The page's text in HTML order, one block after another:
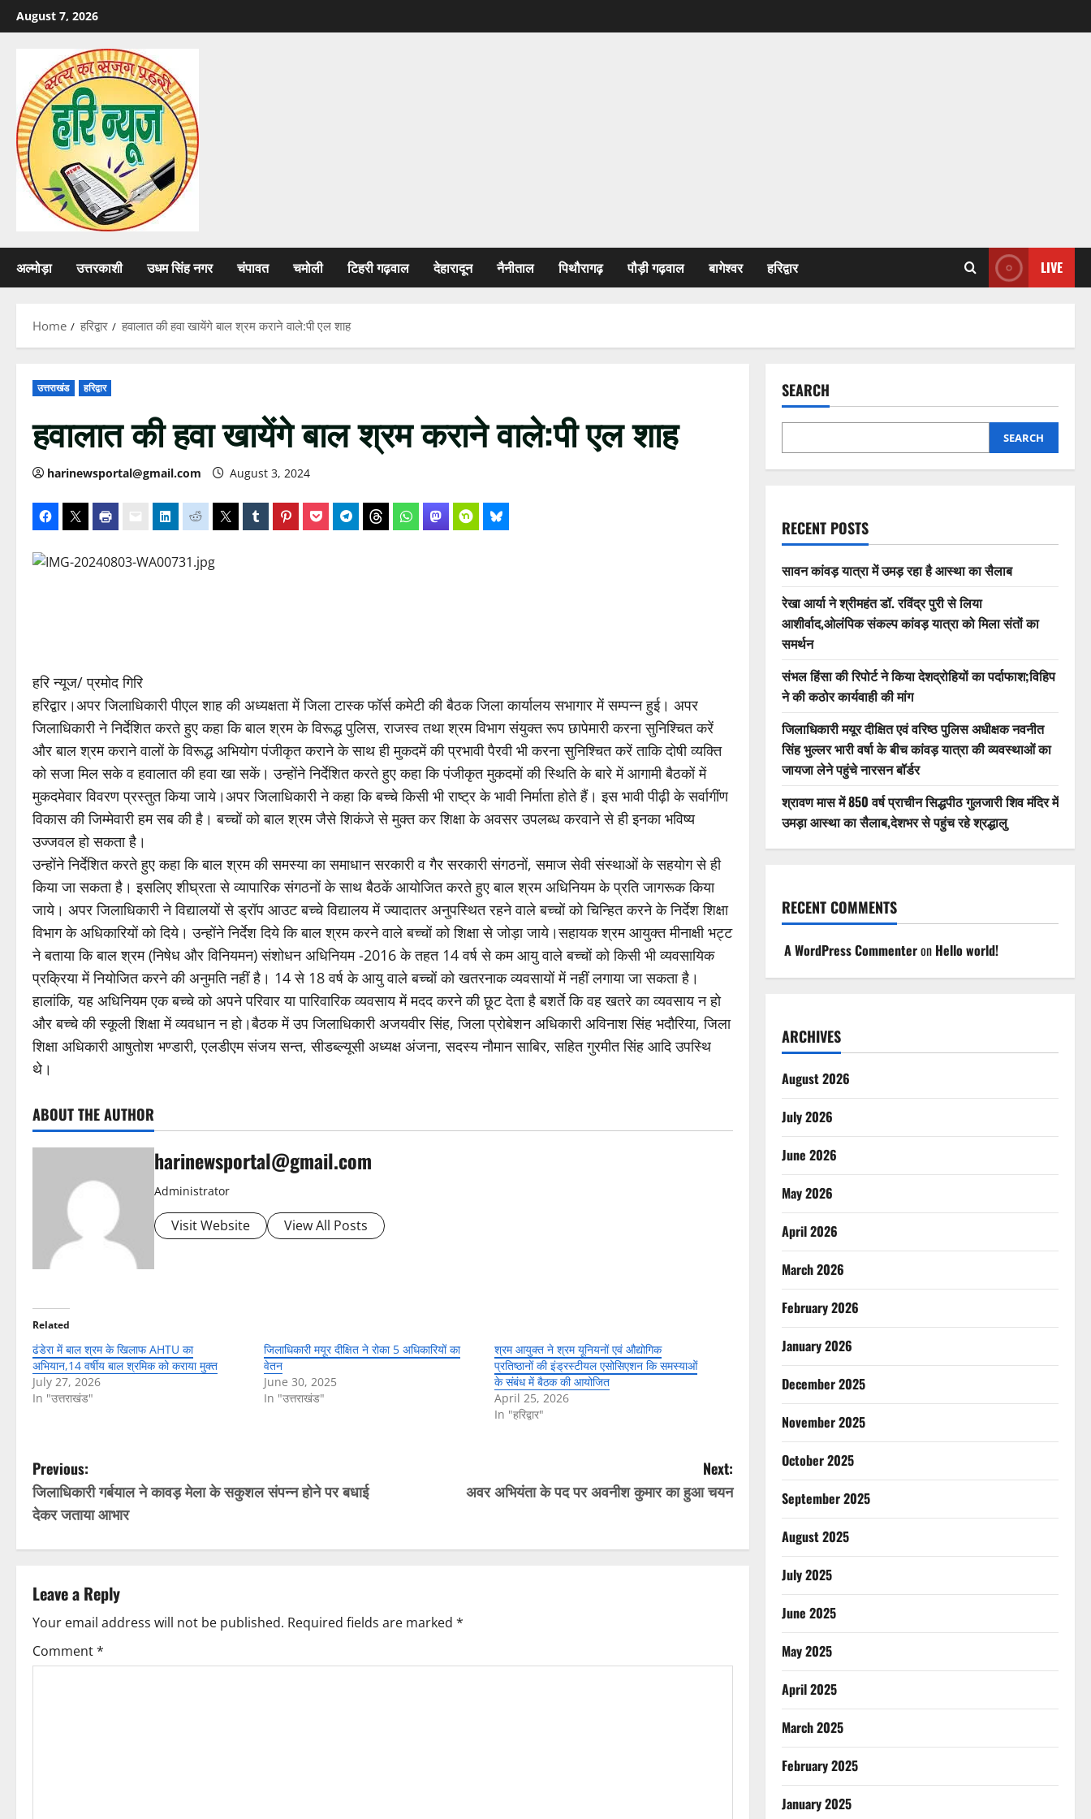
Skip
to
August 7, 2026
अल्मोड़ा उत्तरकाशी उधम सिंह नगर चंपावत चमोली टिहरी गढ़वाल देहारादून नैनीताल पिथौरागढ़ पौड़ी गढ़वाल बागेश्वर हरिद्वार LIVE
Home हरिद्वार हवालात की हवा खायेंगे बाल श्रम कराने वाले:पी एल शाह
उत्तराखंड हरिद्वार
हवालात की हवा खायेंगे बाल श्रम कराने वाले:पी एल शाह
harinewsportal@gmail.com August 3, 2024
हरि न्यूज/ प्रमोद गिरि
हरिद्वार।अपर जिलाधिकारी पीएल शाह की अध्यक्षता में जिला टास्क फॉर्स कमेटी की बैठक जिला कार्यालय सभागार में सम्पन्न हुई। अपर
जिलाधिकारी ने निर्देशित करते हुए कहा कि बाल श्रम के विरूद्ध पुलिस, राजस्व तथा श्रम विभाग संयुक्त रूप छापेमारी करना सुनिश्चित करें
और बाल श्रम कराने वालों के विरूद्ध अभियोग पंजीकृत कराने के साथ ही मुकदमें की प्रभावी पैरवी भी करना सुनिश्चित करें ताकि दोषी व्यक्ति
को सजा मिल सके व हवालात की हवा खा सकें। उन्होंने निर्देशित करते हुए कहा कि पंजीकृत मुकदमों की स्थिति के बारे में आगामी बैठकों में
मुकदमेवार विवरण प्रस्तुत किया जाये।अपर जिलाधिकारी ने कहा कि बच्चे किसी भी राष्ट्र के भावी निर्माता होते हैं। इस भावी पीढ़ी के सर्वागींण
विकास की जिम्मेवारी हम सब की है। बच्चों को बाल श्रम जैसे शिकंजे से मुक्त कर शिक्षा के अवसर उपलब्ध करवाने से ही इनका भविष्य
उज्जवल हो सकता है।
उन्होंने निर्देशित करते हुए कहा कि बाल श्रम की समस्या का समाधान सरकारी व गैर सरकारी संगठनों, समाज सेवी संस्थाओं के सहयोग से ही
किया जा सकता है। इसलिए शीघ्रता से व्यापारिक संगठनों के साथ बैठकें आयोजित करते हुए बाल श्रम अधिनियम के प्रति जागरूक किया
जाये। अपर जिलाधिकारी ने विद्यालयों से ड्रॉप आउट बच्चे विद्यालय में ज्यादातर अनुपस्थित रहने वाले बच्चों को चिन्हित करने के निर्देश शिक्षा
विभाग के अधिकारियों को दिये। उन्होंने निर्देश दिये कि बाल श्रम करने वाले बच्चों को शिक्षा से जोड़ा जाये।सहायक श्रम आयुक्त मीनाक्षी भट्ट
ने बताया कि बाल श्रम (निषेध और विनियमन) संशोधन अधिनियम -2016 के तहत 14 वर्ष से कम आयु वाले बच्चों को किसी भी व्यवसायिक
प्रक्रिया में नियोजित करने की अनुमति नहीं है। 14 से 18 वर्ष के आयु वाले बच्चों को खतरनाक व्यवसायों में नहीं लगाया जा सकता है।
हालांकि, यह अधिनियम एक बच्चे को अपने परिवार या पारिवारिक व्यवसाय में मदद करने की छूट देता है बशर्ते कि वह खतरे का व्यवसाय न हो
और बच्चे की स्कूली शिक्षा में व्यवधान न हो।बैठक में उप जिलाधिकारी अजयवीर सिंह, जिला प्रोबेशन अधिकारी अविनाश सिंह भदौरिया, जिला
शिक्षा अधिकारी आषुतोश भण्डारी, एलडीएम संजय सन्त, सीडब्ल्यूसी अध्यक्ष अंजना, सदस्य नौमान साबिर, सहित गुरमीत सिंह आदि उपस्थि
थे।
ABOUT THE AUTHOR
harinewsportal@gmail.com
Administrator
Visit Website View All Posts
Related
ढंडेरा में बाल श्रम के खिलाफ AHTU का
अभियान,14 वर्षीय बाल श्रमिक को कराया मुक्त
July 27, 2026
In "उत्तराखंड"
जिलाधिकारी मयूर दीक्षित ने रोका 5 अधिकारियों का
वेतन
June 30, 2025
In "उत्तराखंड"
श्रम आयुक्त ने श्रम यूनियनों एवं औद्योगिक
प्रतिष्ठानों की इंड्रस्टीयल एसोसिएशन कि समस्याओं
के संबंध में बैठक की आयोजित
April 25, 2026
In "हरिद्वार"
P
o
s
n
a
v
Previous:
जिलाधिकारी गर्बयाल ने कावड़ मेला के सकुशल संपन्न होने पर बधाई
देकर जताया आभार
Next:
अवर अभियंता के पद पर अवनीश कुमार का हुआ चयन
Leave a Reply
Your email address will not be published. Required fields are marked *
Comment*
SEARCH
SEARCH
RECENT POSTS
सावन कांवड़ यात्रा में उमड़ रहा है आस्था का सैलाब
रेखा आर्या ने श्रीमहंत डॉ. रविंद्र पुरी से लिया
आशीर्वाद,ओलंपिक संकल्प कांवड़ यात्रा को मिला संतों का
समर्थन
संभल हिंसा की रिपोर्ट ने किया देशद्रोहियों का पर्दाफाश;विहिप
ने की कठोर कार्यवाही की मांग
जिलाधिकारी मयूर दीक्षित एवं वरिष्ठ पुलिस अधीक्षक नवनीत
सिंह भुल्लर भारी वर्षा के बीच कांवड़ यात्रा की व्यवस्थाओं का
जायजा लेने पहुंचे नारसन बॉर्डर
श्रावण मास में 850 वर्ष प्राचीन सिद्धपीठ गुलजारी शिव मंदिर में
उमड़ा आस्था का सैलाब,देशभर से पहुंच रहे श्रद्धालु
RECENT COMMENTS
A WordPress Commenteron Hello world!
ARCHIVES
August 2026
July 2026
June 2026
May 2026
April 2026
March 2026
February 2026
January 2026
December 2025
November 2025
October 2025
September 2025
August 2025
July 2025
June 2025
May 2025
April 2025
March 2025
February 2025
January 2025